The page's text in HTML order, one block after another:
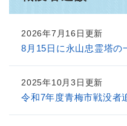
2026年7月16日更新
8月15日に永山忠霊塔の
2025年10月3日更新
令和7年度青梅市戦没者